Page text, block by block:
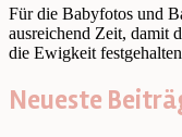
Für die Babyfotos und
ausreichend Zeit, damit
die Ewigkeit
Neueste